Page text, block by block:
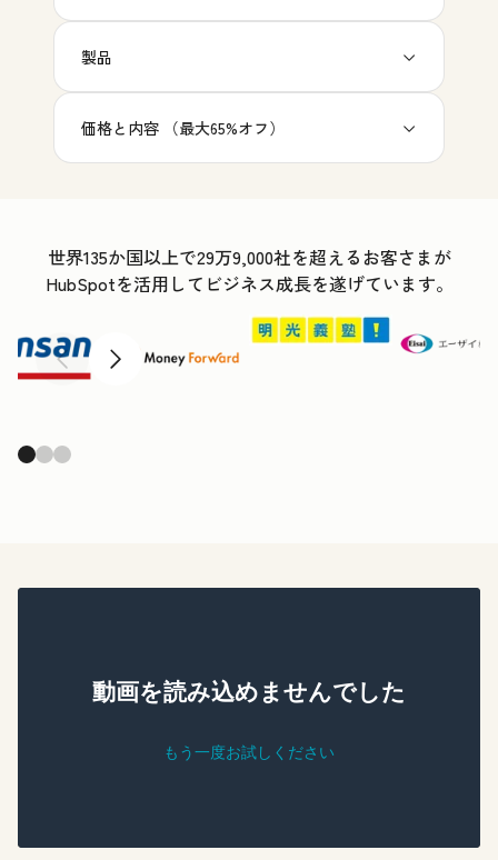
製品
価格と内容 （最大65%オフ）
世界135か国以上で29万9,000社を超えるお客さまが
HubSpotを活用してビジネス成長を遂げています。
前へ 次へ